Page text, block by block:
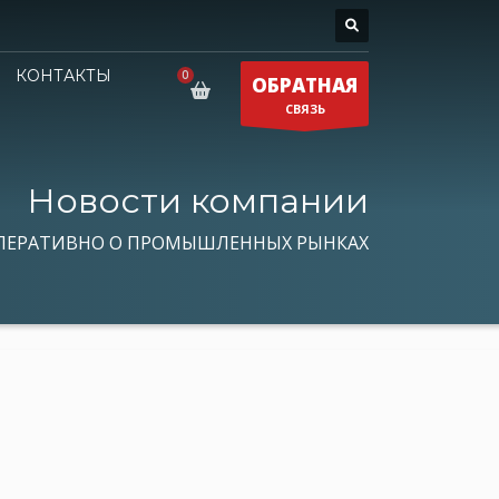
КОНТАКТЫ ОБРАТНАЯ
СВЯЗЬ
Новости компании
О ПРОМЫШЛЕННЫХ РЫНКАХ